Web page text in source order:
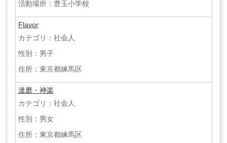
活動場所：豊玉小学校
Flavor
カテゴリ：社会人
性別：男子
住所：東京都練馬区
達磨・神楽
カテゴリ：社会人
性別：男女
住所：東京都練馬区